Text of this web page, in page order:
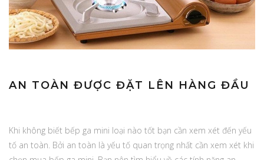
AN TOÀN ĐƯỢC ĐẶT LÊN HÀNG ĐẦU
Khi không biết bếp ga mini loại nào tốt bạn cần xem xét đến yếu
tố an toàn. Bởi an toàn là yếu tố quan trọng nhất cần xem xét khi